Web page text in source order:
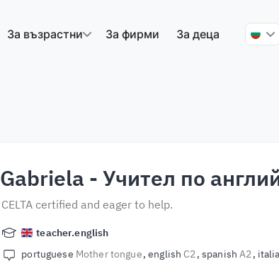
За възрастни За фирми За деца
Gabriela - Учител по
CELTA certified and eager to help.
teacher.english
portuguese Mother tongue english C2 spanishA2